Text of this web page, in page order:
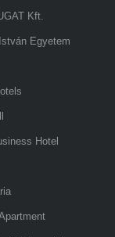
Kft.
Egyetem
Hotel